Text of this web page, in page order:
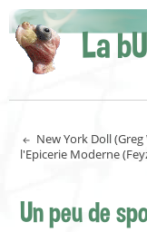
La
New York Doll
l'Epicerie Moderne
Un peu de